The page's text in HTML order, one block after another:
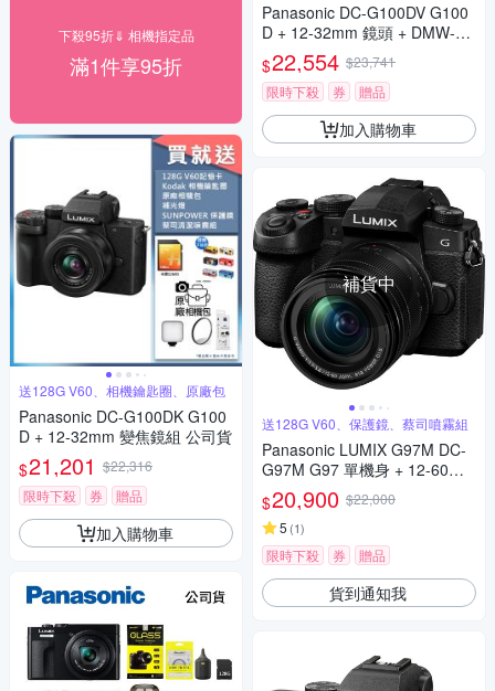
下殺95折⇓ 相機指定品
滿1件享95折
送128G V60、相機鑰匙圈、原廠包
Panasonic DC-G100DK G100
D + 12-32mm 變焦鏡組 公司貨
$21,201 $22,316
限時下殺
券 贈品
加入購物車
Panasonic DC-G100DV G100
D + 12-32mm 鏡頭 + DMW-SH
GR2 三腳架握把組 公司貨
$22,554 $23,741
限時下殺
券 贈品
加入購物車
補貨中
送128G V60、保護鏡、蔡司噴霧組
Panasonic LUMIX G97M DC-
G97M G97 單機身 + 12-60mm
變焦鏡組 公司貨
$20,900 $22,000
5 (1)
限時下殺 券 贈品
貨到通知我